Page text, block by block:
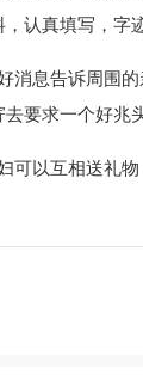
认真填写，字
消息告诉周围
要求一个好兆
可以互相送礼